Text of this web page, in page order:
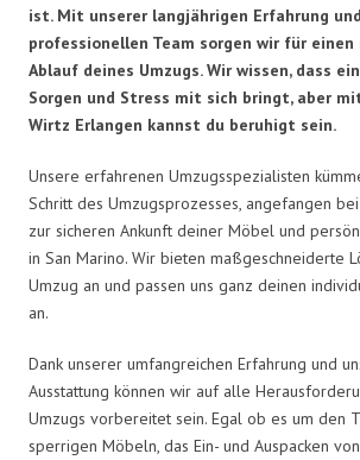
ist. Mit unserer langjährigen Erfahrung
professionellen Team sorgen wir für einen
Ablauf deines Umzugs. Wir wissen, dass
Sorgen und Stress mit sich bringt, aber
Wirtz Erlangen kannst du beruhigt sein.
Unsere erfahrenen Umzugsspezialisten
Schritt des Umzugsprozesses, angefangen
zur sicheren Ankunft deiner Möbel und
in San Marino. Wir bieten maßgeschneiderte
Umzug an und passen uns ganz deinen
an.
Dank unserer umfangreichen Erfahrung und
Ausstattung können wir auf alle
Umzugs vorbereitet sein. Egal ob es um den
sperrigen Möbeln, das Ein- und Auspacken